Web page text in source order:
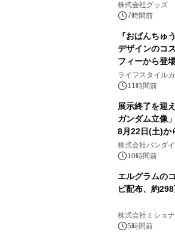
株式会社グッズ
7時間前
『おぱんちゅ
デザインのコ
フィーから登
い、ポップで
ン。
ライフスタイル
11時間前
展示終了を迎
ガンダム立像
8月22日(土)か
像『
BEYOND
株式会社バンダ
10時間前
エルグラムの
ピ配布、約
株式会社ミショナ
5時間前